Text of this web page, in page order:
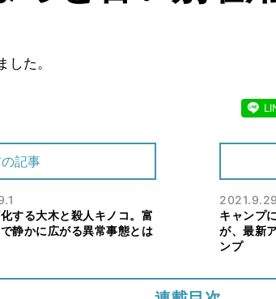
した。
記事
する大木と殺人キノコ。富
静かに広がる異常事態とは
2021.9.29
キャンプ
が、最新
ンプ